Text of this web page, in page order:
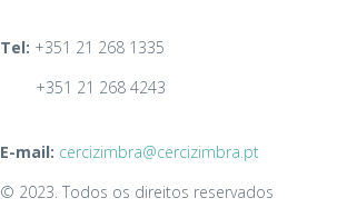
Tel: +351 21 268 1335
+351 21 268 4243
E-mail: cercizimbra@cercizimbra.pt
© 2023. Todos os direitos reservados